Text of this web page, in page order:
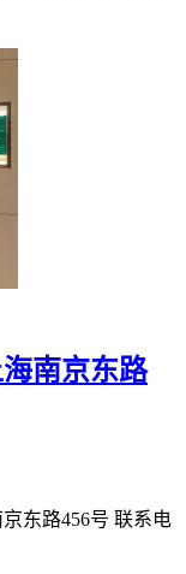
南京东路
东路456号 联系电